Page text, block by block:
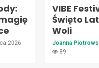
2026
VIBE
Święto
Woli
Joanna
89